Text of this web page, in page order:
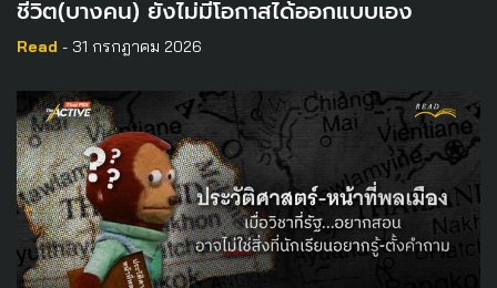
ชีวิต(บางคน) ยังไม่มีโอกาสได้ออกแบบเอง
Read - 31 กรกฎาคม 2026